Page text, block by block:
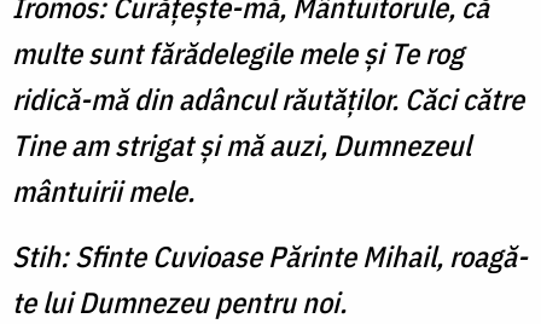
Iromos: Curăţeşte-mă, Mântuitorule, că
multe sunt fărădelegile mele şi Te rog
ridică-mă din adâncul răutăţilor. Căci către
Tine am strigat şi mă auzi, Dumnezeul
mântuirii mele.
Stih: Sfinte Cuvioase Părinte Mihail, roagă-
te lui Dumnezeu pentru noi.